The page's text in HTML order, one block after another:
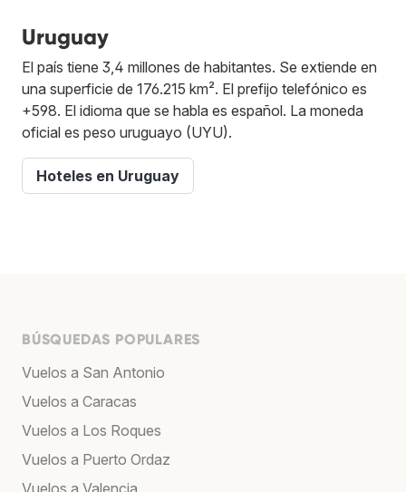
Uruguay
El país tiene 3,4 millones de habitantes. Se extiende en
una superficie de 176.215 km². El prefijo telefónico es
+598. El idioma que se habla es español. La moneda
oficial es peso uruguayo (UYU).
Hoteles en Uruguay
BÚSQUEDAS POPULARES
Vuelos a San Antonio
Vuelos a Caracas
Vuelos a Los Roques
Vuelos a Puerto Ordaz
Vuelos a Valencia